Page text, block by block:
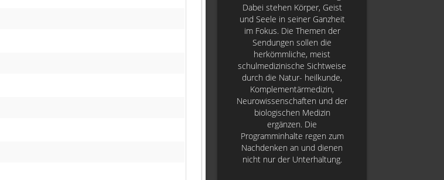
Dabei stehen Körper, Geist
und Seele in seiner Ganzheit
im Fokus. Die Themen der
Sendungen sollen die
herkömmliche, meist
schulmedizinische Sichtweise
durch die Natur- heilkunde,
Komplementärmedizin,
Neurowissenschaften und der
biologischen Medizin
ergänzen. Die
Programminhalte regen zum
Nachdenken an und dienen
nicht nur der Unterhaltung.